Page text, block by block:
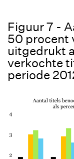
Figuur 7 -
50 procent
uitgedrukt
verkochte
periode